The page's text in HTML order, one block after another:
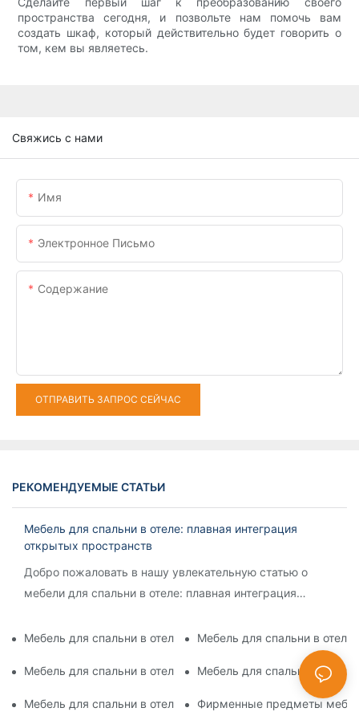
пространства сегодня, и позвольте нам помочь вам
создать шкаф, который действительно будет говорить о
том, кем вы являетесь.
Свяжись с нами
Имя
Электронное Письмо
Содержание
ОТПРАВИТЬ ЗАПРОС СЕЙЧАС
РЕКОМЕНДУЕМЫЕ СТАТЬИ
Мебель для спальни в отеле: плавная интеграция
открытых пространств
Добро пожаловать в нашу увлекательную статью о
мебели для спальни в отеле: плавная интеграция
создания гармоничного
Мебель для спальни в отеле, удобная для детей: сочетание
Мебель для спальни в
Мебель для спальни в отеле: выбор правильных матрасов
Мебель для спальни в
Мебель для спальни в отеле: создание атмосферы бутик-
Фирменные предметы